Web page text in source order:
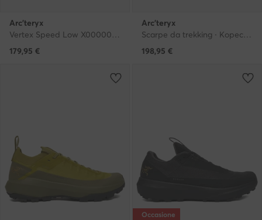
Arc'teryx
179,95 €
Arc'teryx
198,95 €
Occasione